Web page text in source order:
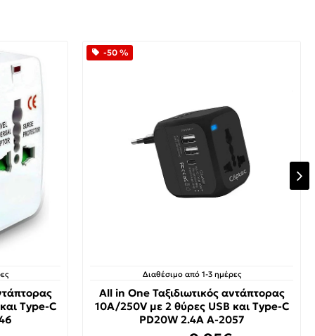
Type-C
-50 %
Διαθέσιμο από 1-3 ημέρες
All in One Ταξιδιωτικός αντάπτορας
10A/250V με 2 θύρες USB και Type-C
PD20W 2.4A A-2057